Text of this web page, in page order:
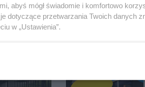
abyś mógł świadomie i komfortowo
dotyczące przetwarzania Twoich danych
w „Ustawienia”.